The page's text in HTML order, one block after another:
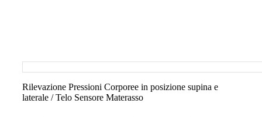
Rilevazione Pressioni Corporee in posizione supina e
laterale / Telo Sensore Materasso